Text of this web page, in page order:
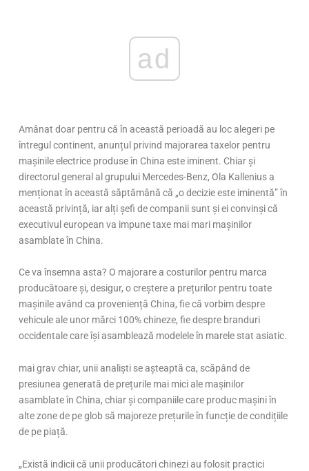
ad
Amânat doar pentru că în această perioadă au loc alegeri pe
întregul continent, anunțul privind majorarea taxelor pentru
mașinile electrice produse în China este iminent. Chiar și
directorul general al grupului Mercedes-Benz, Ola Kallenius a
menționat în această săptămână că „o decizie este iminentă” în
această privință, iar alți șefi de companii sunt și ei convinși că
executivul european va impune taxe mai mari mașinilor
asamblate în China.
Ce va însemna asta? O majorare a costurilor pentru marca
producătoare și, desigur, o creștere a prețurilor pentru toate
mașinile având ca proveniență China, fie că vorbim despre
vehicule ale unor mărci 100% chineze, fie despre branduri
occidentale care își asamblează modelele în marele stat asiatic.
mai grav chiar, unii analiști se așteaptă ca, scăpând de
presiunea generată de prețurile mai mici ale mașinilor
asamblate în China, chiar și companiile care produc mașini în
alte zone de pe glob să majoreze prețurile în funcție de condițiile
de pe piață.
„Există indicii că unii producători chinezi au folosit practici